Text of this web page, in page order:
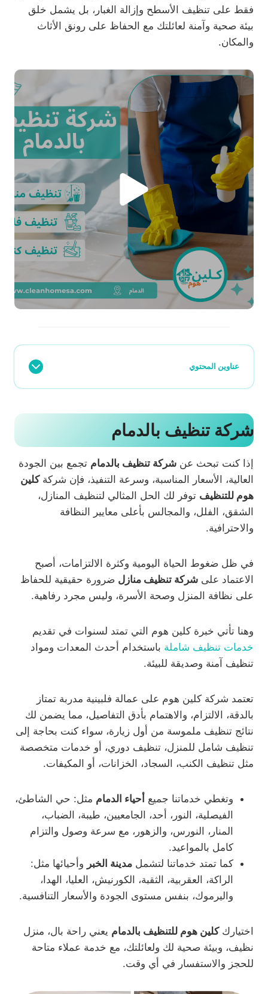
فقط على تنظيف الأسطح وإزالة الغبار، بل يشمل خلق
بيئة صحية وآمنة لعائلتك مع الحفاظ على رونق الأثاث
والمكان.
عناوين المحتوي
شركة تنظيف بالدمام
إذا كنت تبحث عن شركة تنظيف بالدمام تجمع بين الجودة
العالية، الأسعار المناسبة، وسرعة التنفيذ، فإن شركةكلين
هوم للتنظيف توفر لك الحل المثالي لتنظيف المنازل،
الشقق، الفلل، والمجالس بأعلى معايير النظافة
والاحترافية.
في ظل ضغوط الحياة اليومية وكثرة الالتزامات، أصبح
الاعتماد على شركة تنظيف منازل ضرورة حقيقية للحفاظ
على نظافة المنزل وصحة الأسرة، وليس مجرد رفاهية.
وهنا تأتي خبرة كلين هوم التي تمتد لسنوات في تقديم
خدمات تنظيف شاملة باستخدام أحدث المعدات ومواد
تنظيف آمنة وصديقة للبيئة.
تعتمد شركة كلين هوم على عمالة فلبينية مدربة تمتاز
بالدقة، الالتزام، والاهتمام بأدق التفاصيل، مما يضمن لك
نتائج تنظيف ملموسة من أول زيارة، سواء كنت بحاجة إلى
تنظيف شامل للمنزل، تنظيف دوري، أو خدمات متخصصة
مثل تنظيف الكنب، السجاد، الخزانات، أو المكيفات.
وتغطي خدماتنا جميع أحياء الدمام مثل: حي الشاطئ،
الفيصلية، النور، أحد، الجامعيين، طيبة، الضباب،
المنار، النورس، والزهور، مع سرعة وصول والتزام
كامل بالمواعيد.
كما تمتد خدماتنا لتشمل مدينة الخبر وأحيائها مثل:
الراكة، العقربية، الثقبة، الكورنيش، العليا، الهدا،
واليرموك، بنفس مستوى الجودة والأسعار التنافسية.
اختيارككلين هوم للتنظيف بالدمام يعني راحة بال، منزل
نظيف، وبيئة صحية لك ولعائلتك، مع خدمة عملاء متاحة
للحجز والاستفسار في أي وقت.